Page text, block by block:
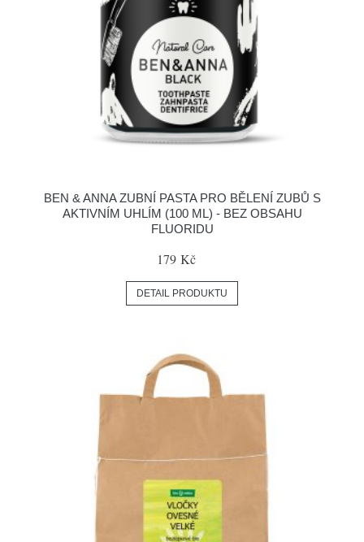
BEN & ANNA ZUBNÍ PASTA PRO BĚLENÍ ZUBŮ S
AKTIVNÍM UHLÍM (100 ML) - BEZ OBSAHU
FLUORIDU
179 Kč
DETAIL PRODUKTU